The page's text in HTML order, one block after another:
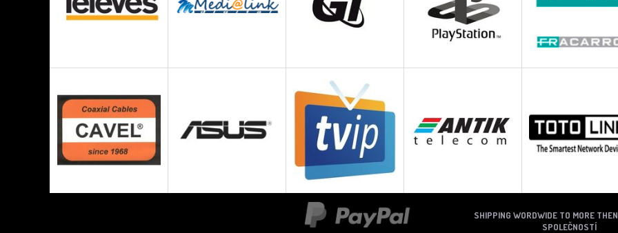
SHIPPING WORDWIDE TO MORE
SPOLEČNOSTÍ